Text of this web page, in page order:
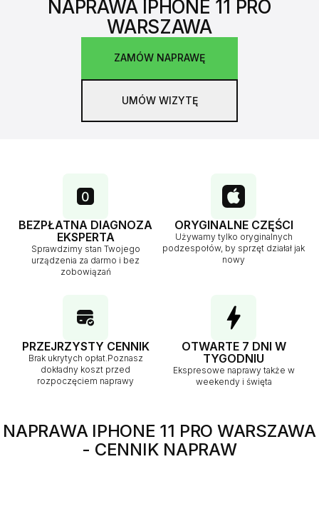
NAPRAWA IPHONE 11 PRO
WARSZAWA
ZAMÓW NAPRAWĘ
UMÓW WIZYTĘ
BEZPŁATNA DIAGNOZA
EKSPERTA
Sprawdzimy stan Twojego
urządzenia za darmo i bez
zobowiązań
ORYGINALNE CZĘŚCI
Używamy tylko oryginalnych
podzespołów, by sprzęt działał jak
nowy
PRZEJRZYSTY CENNIK
Brak ukrytych opłat.Poznasz
dokładny koszt przed
rozpoczęciem naprawy
OTWARTE 7 DNI W
TYGODNIU
Ekspresowe naprawy także w
weekendy i święta
NAPRAWA IPHONE 11 PRO WARSZAWA
- CENNIK NAPRAW